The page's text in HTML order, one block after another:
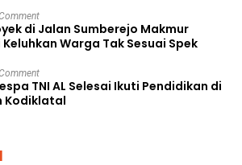
di Jalan Sumberejo Makmur
Warga Tak Sesuai Spek
TNI AL Selesai Ikuti Pendidikan di
Kodiklatal